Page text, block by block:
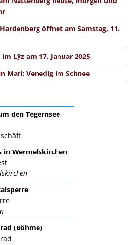
öffnet am Samstag, 11.
Lÿz am 17. Januar 2025
Marl: Venedig im Schnee
den Tegernsee
in Wermelskirchen
(Böhme)